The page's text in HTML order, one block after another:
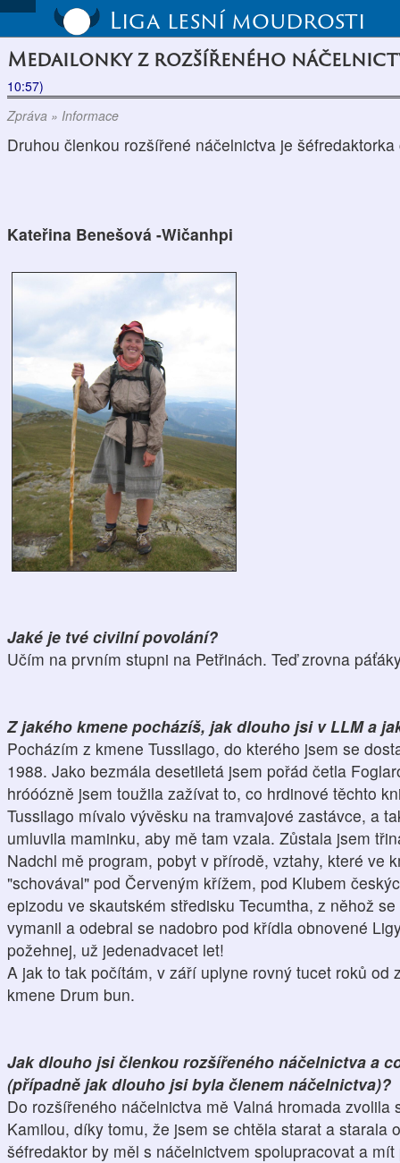
Liga lesní moudrosti
Medailonky z rozšířeného
10:57)
Zpráva » Informace
Druhou členkou rozšířené náčelnictva je
Kateřina Benešová -Wičanhpi
Jaké je tvé civilní povolání?
Učím na prvním stupni na Petřinách. Teď zrovna
Z jakého kmene pocházíš, jak dlouho jsi v LLM a
Pocházím z kmene Tussilago, do kterého jsem se
1988. Jako bezmála desetiletá jsem pořád četla
hróóózně jsem toužila zažívat to, co hrdinové těchto
Tussilago mívalo vývěsku na tramvajové zastávce, a
umluvila maminku, aby mě tam vzala. Zůstala jsem
Nadchl mě program, pobyt v přírodě, vztahy, které ve
"schovával" pod Červeným křížem, pod Klubem
epizodu ve skautském středisku Tecumtha, z něhož
vymanil a odebral se nadobro pod křídla obnovené
požehnej, už jedenadvacet let!
A jak to tak počítám, v září uplyne rovný tucet roků od
kmene Drum bun.
Jak dlouho jsi členkou rozšířeného náčelnictva a
(případně jak dlouho jsi byla členem náčelnictva)?
Do rozšířeného náčelnictva mě Valná hromada zvolila
Kamilou, díky tomu, že jsem se chtěla starat a starala
šéfredaktor by měl s náčelnictvem spolupracovat a